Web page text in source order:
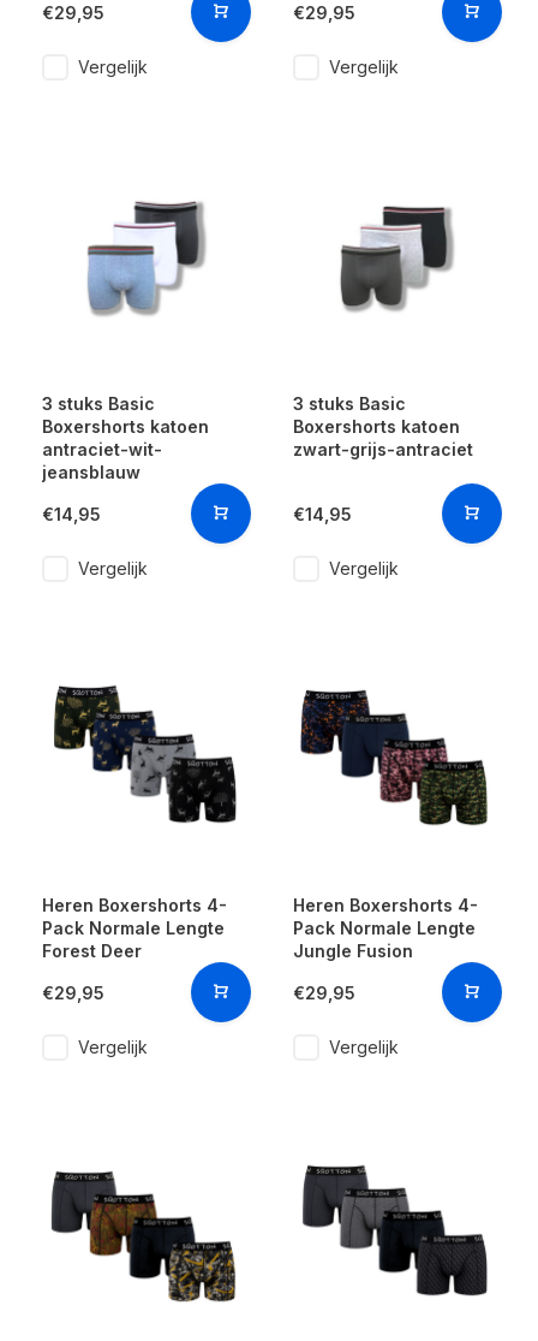
€29,95
Vergelijk
€29,95
Vergelijk
3 stuks Basic
Boxershorts katoen
antraciet-wit-
jeansblauw
€14,95
Vergelijk
3 stuks Basic
Boxershorts katoen
zwart-grijs-antraciet
€14,95
Vergelijk
Heren Boxershorts 4-
Pack Normale Lengte
Forest Deer
€29,95
Vergelijk
Heren Boxershorts 4-
Pack Normale Lengte
Jungle Fusion
€29,95
Vergelijk